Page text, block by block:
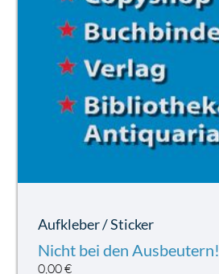
Aufkleber / Sticker
Nicht bei den Ausbeutern!
0,00€